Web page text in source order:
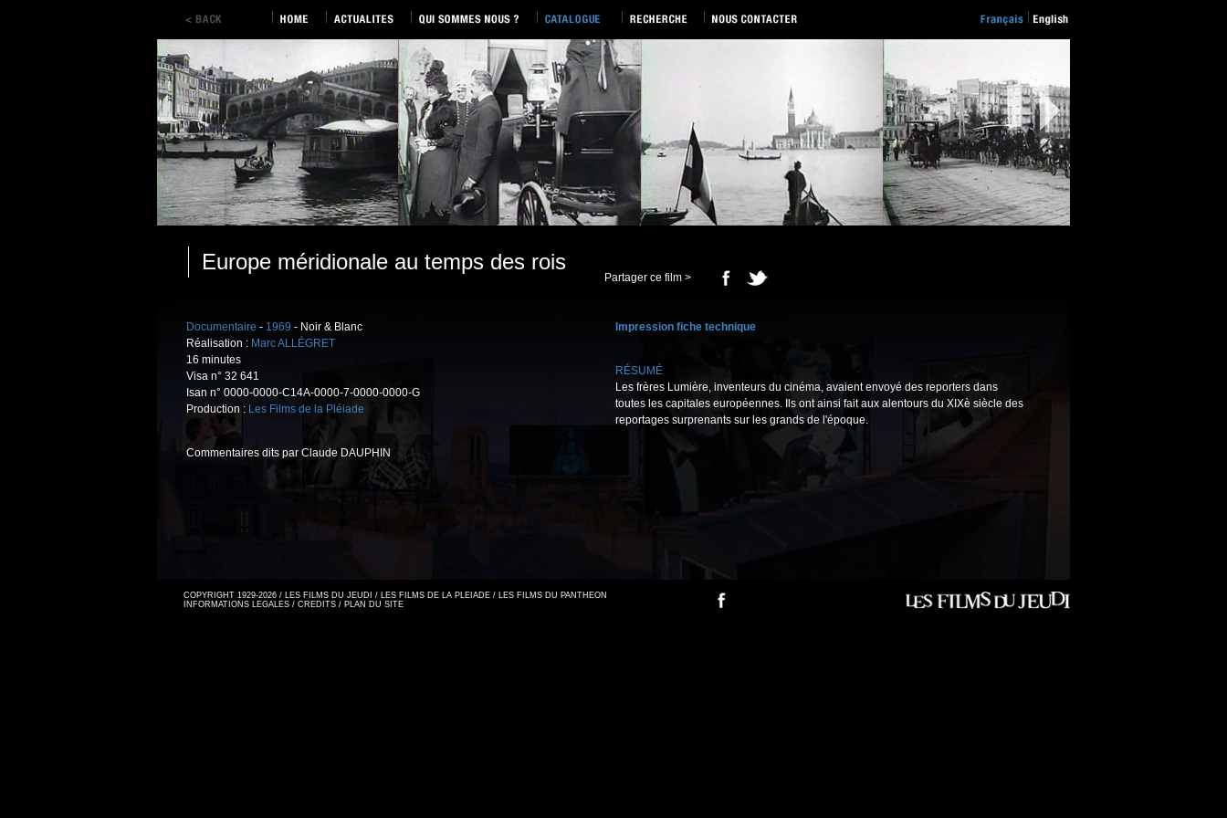
Europe méridionale au temps des rois
Partager ce film >
Documentaire - 1969 - Noir & Blanc
Réalisation : Marc ALLÉGRET
16 minutes
Visa n° 32 641
Isan n° 0000-0000-C14A-0000-7-0000-0000-G
Production : Les Films de la Pléiade
Commentaires dits par Claude DAUPHIN
Impression fiche technique
RÉSUMÉ
Les frères Lumière, inventeurs du cinéma, avaient envoyé des reporters dans
toutes les capitales européennes. Ils ont ainsi fait aux alentours du XIXè siècle des
reportages surprenants sur les grands de l'époque.
COPYRIGHT 1929-2026 / LES FILMS DU JEUDI / LES FILMS DE LA PLEIADE / LES FILMS DU PANTHEON
INFORMATIONS LEGALES / CREDITS / PLAN DU SITE